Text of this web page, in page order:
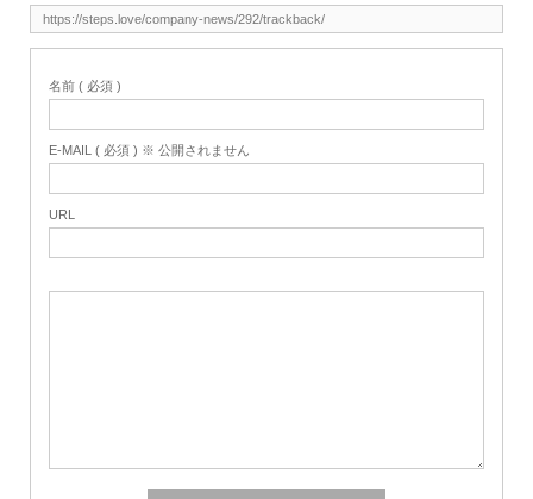
名前 ( 必須 )
E-MAIL ( 必須 ) ※ 公開されません
URL